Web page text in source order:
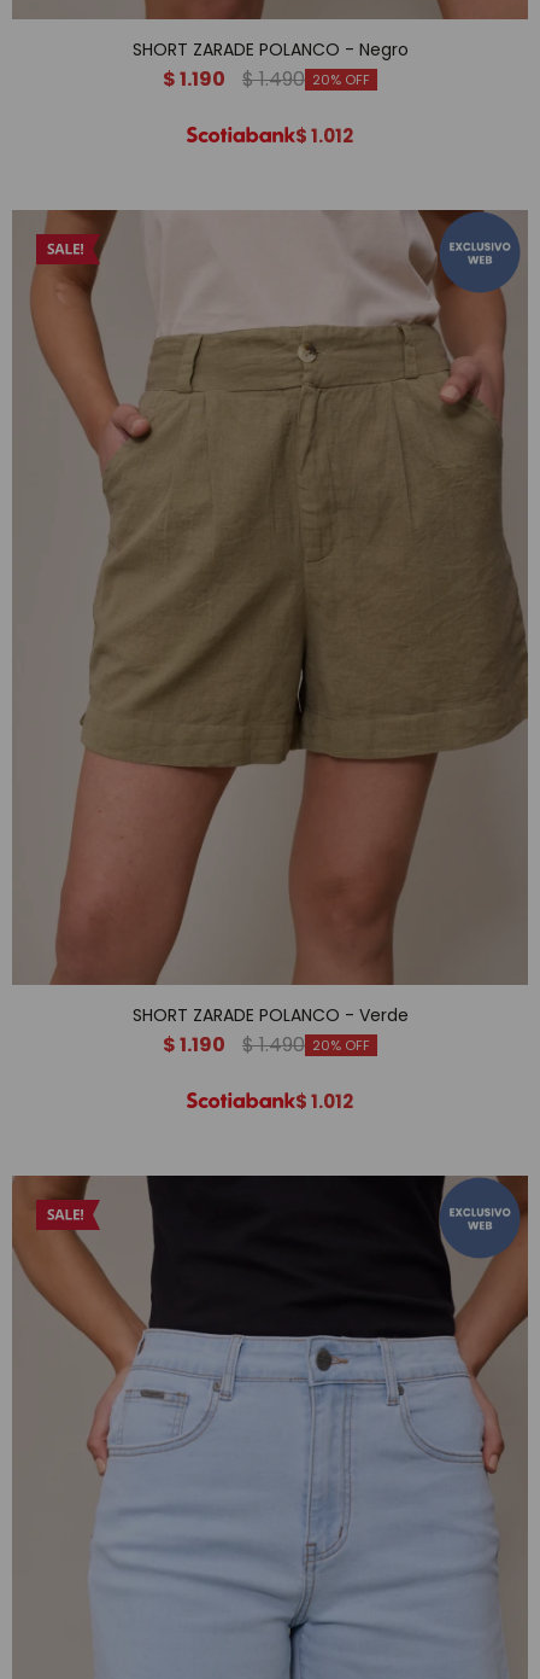
SHORT ZARADE POLANCO - Negro
$1.190 $1.490 20
$1.012
SHORT ZARADE POLANCO - Verde
$1.190 $1.490 20
$1.012